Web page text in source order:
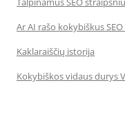
Ar AI rašo kokybiškus
Kaklaraiščių istorija
Kokybiškos vidaus durys